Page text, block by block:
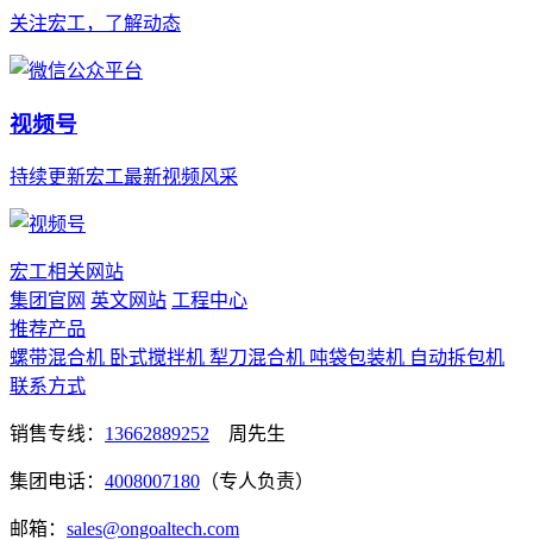
关注宏工，了解动态
视频号
持续更新宏工最新视频风采
宏工相关网站
集团官网 英文网站 工程中心
推荐产品
螺带混合机 卧式搅拌机 犁刀混合机 吨袋包装机 自动拆包机
联系方式
销售专线： 13662889252 周先生
集团电话： 4008007180 （专人负责）
邮箱： sales@ongoaltech.com